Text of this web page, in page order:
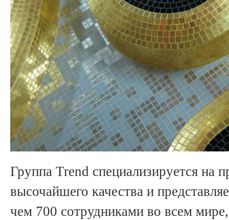
Группа Trend специализируется на
высочайшего качества и
чем 700 сотрудниками во всем